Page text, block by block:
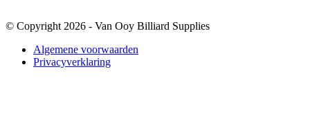
© Copyright 2026 - Van Ooy Billiard Supplies
Algemene voorwaarden
Privacyverklaring